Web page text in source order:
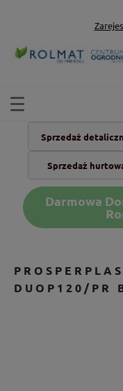
Sprzedaż
Sprzedaż
Darmowa
DUOP120/PR